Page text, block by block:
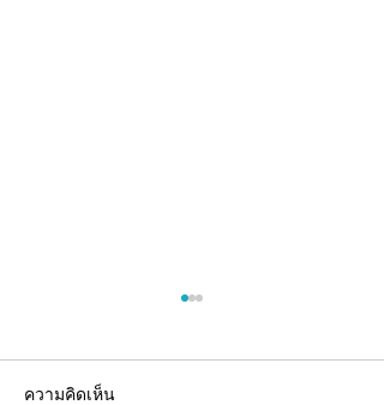
ความคิดเห็น